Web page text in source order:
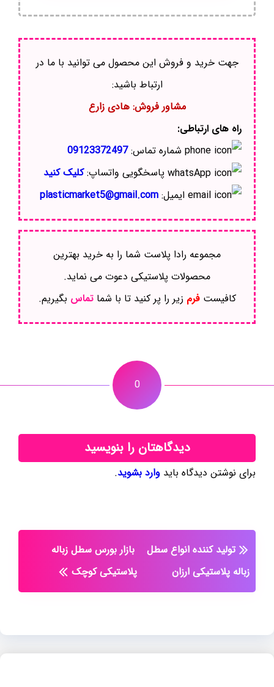
جهت خرید و فروش این محصول می توانید با ما در
ارتباط باشید:
مشاور فروش: هادی زارع
راه های ارتباطی:
شماره تماس:09123372497
پاسخگویی واتساپ:کلیک کنید
ایمیل: plasticmarket5@gmail.com
مجموعه رادا پلاست شما را به خرید بهترین
محصولات پلاستیکی دعوت می نماید.
کافیستفرم زیر را پر کنید تا با شماتماس بگیریم.
0
دیدگاهتان را بنویسید
برای نوشتن دیدگاه باید وارد بشوید.
تولید کننده انواع سطل
زباله پلاستیکی ارزان
بازار بورس سطل زباله
پلاستیکی کوچک